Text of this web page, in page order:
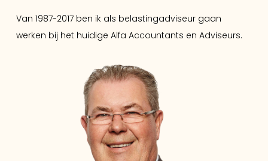
Van 1987-2017 ben ik als belastingadviseur gaan
werken bij het huidige Alfa Accountants en Adviseurs.